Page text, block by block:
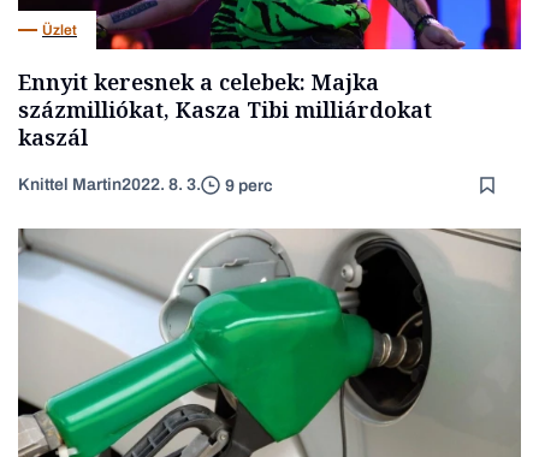
Üzlet
Ennyit keresnek a celebek: Majka
százmilliókat, Kasza Tibi milliárdokat
kaszál
Knittel Martin2022. 8. 3. 9 perc